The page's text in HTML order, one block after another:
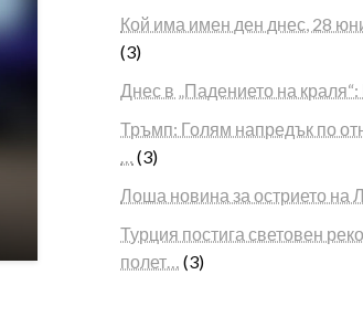
Кой има имен ден днес, 28
(3)
Днес в „Падението на краля“:
Тръмп: Голям напредък по
(3)
Лоша новина за острието на
Турция постига световен
полет…
(3)